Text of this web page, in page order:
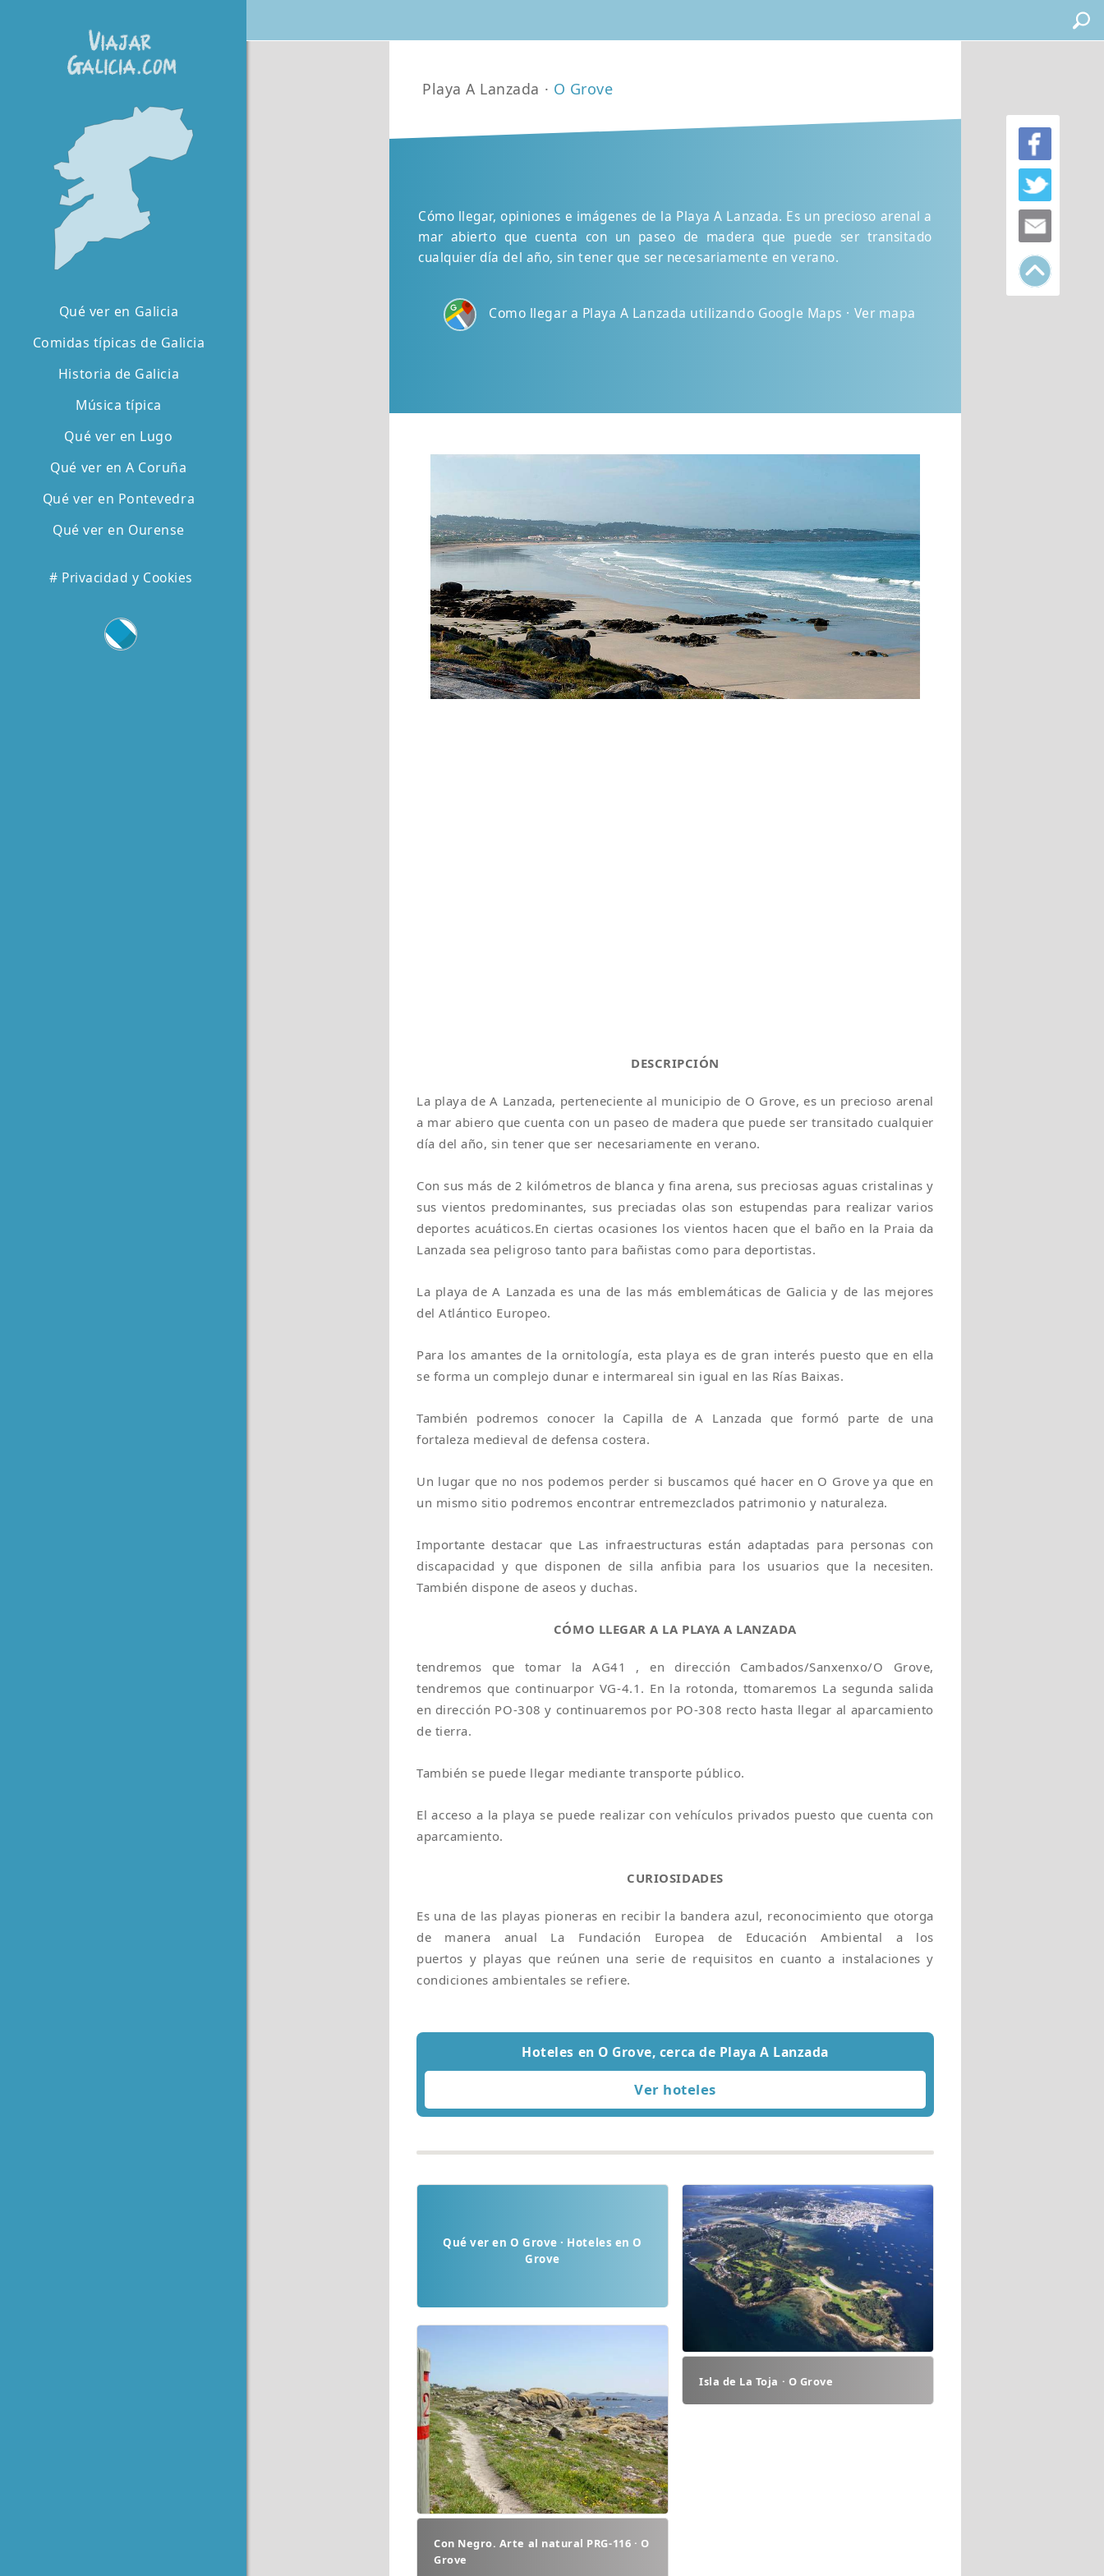
Playa A Lanzada · O Grove
Cómo llegar, opiniones e imágenes de la Playa A Lanzada. Es un precioso arenal a
mar abierto que cuenta con un paseo de madera que puede ser transitado
cualquier día del año, sin tener que ser necesariamente en verano.
Como llegar a Playa A Lanzada utilizando Google Maps · Ver mapa
DESCRIPCIÓN
La playa de A Lanzada, perteneciente al municipio de O Grove, es un precioso arenal
a mar abiero que cuenta con un paseo de madera que puede ser transitado cualquier
día del año, sin tener que ser necesariamente en verano.
Con sus más de 2 kilómetros de blanca y fina arena, sus preciosas aguas cristalinas y
sus vientos predominantes, sus preciadas olas son estupendas para realizar varios
deportes acuáticos.En ciertas ocasiones los vientos hacen que el baño en la Praia da
Lanzada sea peligroso tanto para bañistas como para deportistas.
La playa de A Lanzada es una de las más emblemáticas de Galicia y de las mejores
del Atlántico Europeo.
Para los amantes de la ornitología, esta playa es de gran interés puesto que en ella
se forma un complejo dunar e intermareal sin igual en las Rías Baixas.
También podremos conocer la Capilla de A Lanzada que formó parte de una
fortaleza medieval de defensa costera.
Un lugar que no nos podemos perder si buscamos qué hacer en O Grove ya que en
un mismo sitio podremos encontrar entremezclados patrimonio y naturaleza.
Importante destacar que Las infraestructuras están adaptadas para personas con
discapacidad y que disponen de silla anfibia para los usuarios que la necesiten.
También dispone de aseos y duchas.
CÓMO LLEGAR A LA PLAYA A LANZADA
tendremos que tomar la AG41 , en dirección Cambados/Sanxenxo/O Grove,
tendremos que continuarpor VG-4.1. En la rotonda, ttomaremos La segunda salida
en dirección PO-308 y continuaremos por PO-308 recto hasta llegar al aparcamiento
de tierra.
También se puede llegar mediante transporte público.
El acceso a la playa se puede realizar con vehículos privados puesto que cuenta con
aparcamiento.
CURIOSIDADES
Es una de las playas pioneras en recibir la bandera azul, reconocimiento que otorga
de manera anual La Fundación Europea de Educación Ambiental a los
puertos y playas que reúnen una serie de requisitos en cuanto a instalaciones y
condiciones ambientales se refiere.
Hoteles en O Grove, cerca de Playa A Lanzada
Qué ver en O Grove · Hoteles en O
Grove
Isla de La Toja · O Grove
Con Negro. Arte al natural PRG-116 · O
Grove
Qué ver en Galicia
Comidas típicas de Galicia
Historia de Galicia
Música típica
Qué ver en Lugo
Qué ver en A Coruña
Qué ver en Pontevedra
Qué ver en Ourense
# Privacidad y Cookies